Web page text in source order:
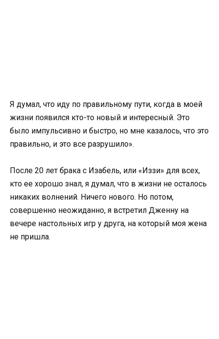
Я думал, что иду по правильному пути, когда в моей
жизни появился кто-то новый и интересный. Это
было импульсивно и быстро, но мне казалось, что это
правильно, и это все разрушило».
После 20 лет брака с Изабель, или «Иззи» для всех,
кто ее хорошо знал, я думал, что в жизни не осталось
никаких волнений. Ничего нового. Но потом,
совершенно неожиданно, я встретил Дженну на
вечере настольных игр у друга, на который моя жена
не пришла.